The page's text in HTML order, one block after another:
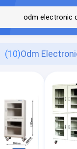
Odm
(10)